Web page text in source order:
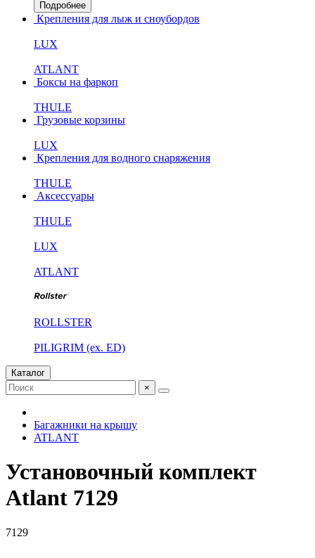
Подробнее
Крепления для лыж и сноубордов
LUX
ATLANT
Боксы на фаркоп
THULE
Грузовые корзины
LUX
Крепления для водного снаряжения
THULE
Аксессуары
THULE
LUX
ATLANT
ROLLSTER
PILIGRIM (ex. ED)
Каталог
×
Багажники на крышу
ATLANT
Установочный комплект
Atlant 7129
7129